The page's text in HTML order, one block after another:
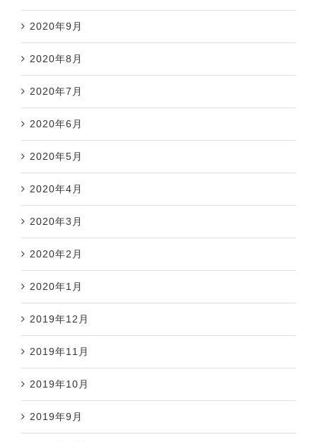
2020年9月
2020年8月
2020年7月
2020年6月
2020年5月
2020年4月
2020年3月
2020年2月
2020年1月
2019年12月
2019年11月
2019年10月
2019年9月